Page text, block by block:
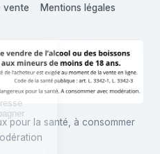
vente Mentions légales
pour la santé, à consommer